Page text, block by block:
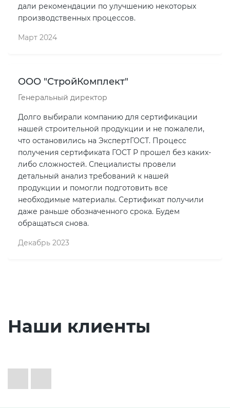
дали рекомендации по улучшению некоторых
производственных процессов.
Март 2024
ООО "СтройКомплект"
Генеральный директор
Долго выбирали компанию для сертификации
нашей строительной продукции и не пожалели,
что остановились на ЭкспертГОСТ. Процесс
получения сертификата ГОСТ Р прошел без каких-
либо сложностей. Специалисты провели
детальный анализ требований к нашей
продукции и помогли подготовить все
необходимые материалы. Сертификат получили
даже раньше обозначенного срока. Будем
обращаться снова.
Декабрь 2023
Наши клиенты